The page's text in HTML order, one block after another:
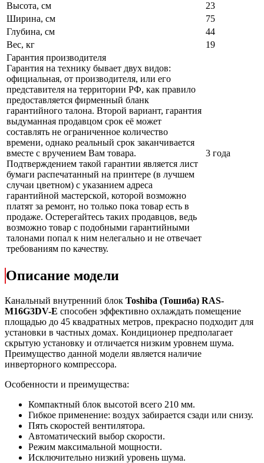
Высота, см
23
Ширина, см
75
Глубина, см
44
Вес, кг
19
Гарантия производителя
Гарантия на технику бывает двух видов:
официальная, от производителя, или его
представителя на территории РФ, как правило
предоставляется фирменный бланк
гарантийного талона. Второй вариант, гарантия
выдуманная продавцом срок её может
составлять не ограниченное количество
времени, однако реальный срок заканчивается
вместе с вручением Вам товара.
Подтверждением такой гарантии является лист
бумаги распечатанный на принтере (в лучшем
случаи цветном) с указанием адреса
гарантийной мастерской, которой возможно
платят за ремонт, но только пока товар есть в
продаже. Остерегайтесь таких продавцов, ведь
возможно товар с подобными гарантийными
талонами попал к ним нелегально и не отвечает
требованиям по качеству.
3 года
Описание модели
Канальный внутренний блок Toshiba (Тошиба) RAS-
M16G3DV-E способен эффективно охлаждать помещение
площадью до 45 квадратных метров, прекрасно подходит для
установки в частных домах. Кондиционер предполагает
скрытую установку и отличается низким уровнем шума.
Преимущество данной модели является наличие
инверторного компрессора.
Особенности и преимущества:
Компактный блок высотой всего 210 мм.
Гибкое применение: воздух забирается сзади или снизу.
Пять скоростей вентилятора.
Автоматический выбор скорости.
Режим максимальной мощности.
Исключительно низкий уровень шума.